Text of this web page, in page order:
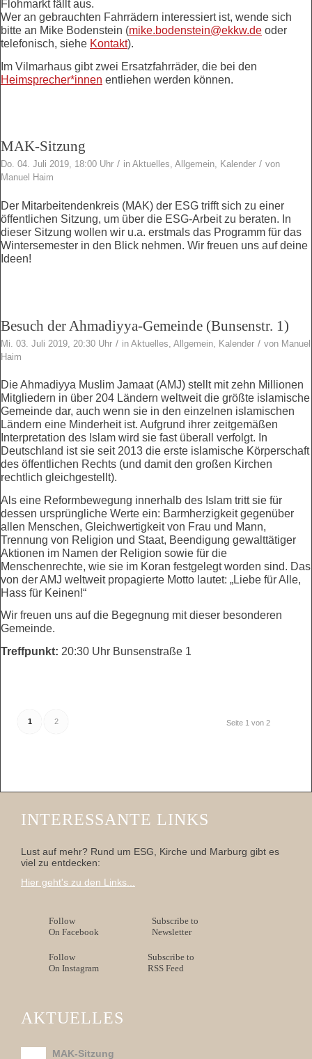
Flohmarkt fällt aus.
Wer an gebrauchten Fahrrädern interessiert ist, wende sich
bitte an Mike Bodenstein (mike.bodenstein@ekkw.de oder
telefonisch, siehe Kontakt).
Im Vilmarhaus gibt zwei Ersatzfahrräder, die bei den
Heimsprecher*innen entliehen werden können.
MAK-Sitzung
Do. 04. Juli 2019, 18:00 Uhr / in Aktuelles, Allgemein, Kalender / von
Manuel Haim
Der Mitarbeitendenkreis (MAK) der ESG trifft sich zu einer
öffentlichen Sitzung, um über die ESG-Arbeit zu beraten. In
dieser Sitzung wollen wir u.a. erstmals das Programm für das
Wintersemester in den Blick nehmen. Wir freuen uns auf deine
Ideen!
Besuch der Ahmadiyya-Gemeinde (Bunsenstr. 1)
Mi. 03. Juli 2019, 20:30 Uhr / in Aktuelles Allgemein Kalender / von Manuel
Haim
Die Ahmadiyya Muslim Jamaat (AMJ) stellt mit zehn Millionen
Mitgliedern in über 204 Ländern weltweit die größte islamische
Gemeinde dar, auch wenn sie in den einzelnen islamischen
Ländern eine Minderheit ist. Aufgrund ihrer zeitgemäßen
Interpretation des Islam wird sie fast überall verfolgt. In
Deutschland ist sie seit 2013 die erste islamische Körperschaft
des öffentlichen Rechts (und damit den großen Kirchen
rechtlich gleichgestellt).
Als eine Reformbewegung innerhalb des Islam tritt sie für
dessen ursprüngliche Werte ein: Barmherzigkeit gegenüber
allen Menschen, Gleichwertigkeit von Frau und Mann,
Trennung von Religion und Staat, Beendigung gewalttätiger
Aktionen im Namen der Religion sowie für die
Menschenrechte, wie sie im Koran festgelegt worden sind. Das
von der AMJ weltweit propagierte Motto lautet: „Liebe für Alle,
Hass für Keinen!“
Wir freuen uns auf die Begegnung mit dieser besonderen
Gemeinde.
Treffpunkt: 20:30 Uhr Bunsenstraße 1
Seite 1 von 2
1 2
INTERESSANTE LINKS
Lust auf mehr? Rund um ESG, Kirche und Marburg gibt es
viel zu entdecken:
Hier geht's zu den Links...
Follow
On Facebook
Subscribe to
Newsletter
Follow
On Instagram
Subscribe to
RSS Feed
AKTUELLES
MAK-Sitzung